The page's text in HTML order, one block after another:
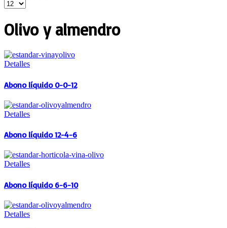
Olivo y almendro
Detalles
Abono líquido 0-0-12
Detalles
Abono líquido 12-4-6
Detalles
Abono líquido 6-6-10
Detalles